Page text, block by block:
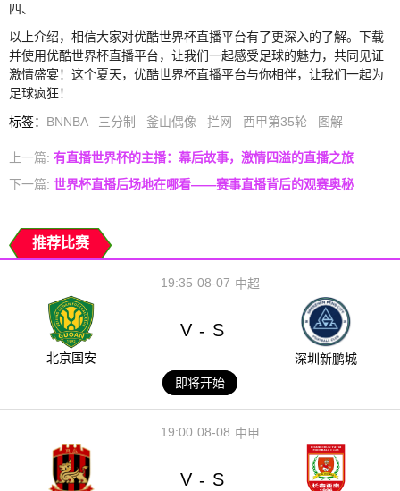
四、
以上介绍，相信大家对优酷世界杯直播平台有了更深入的了解。下载
并使用优酷世界杯直播平台，让我们一起感受足球的魅力，共同见证
激情盛宴！这个夏天，优酷世界杯直播平台与你相伴，让我们一起为
足球疯狂！
标签： BNNBA 三分制 釜山偶像 拦网 西甲第35轮 图解
上一篇: 有直播世界杯的主播：幕后故事，激情四溢的直播之旅
下一篇: 世界杯直播后场地在哪看——赛事直播背后的观赛奥秘
推荐比赛
08-07
19:35 中超
北京国安
V - S
深圳新鹏城
即将开始
08-08
19:00 中甲
V - S